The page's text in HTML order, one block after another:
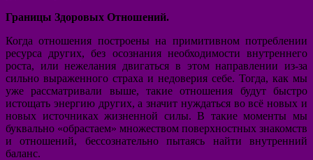
Границы Здоровых Отношений.
Когда отношения построены на примитивном потреблении
ресурса других, без осознания необходимости внутреннего
роста, или нежелания двигаться в этом направлении из-за
сильно выраженного страха и недоверия себе. Тогда, как мы
уже рассматривали выше, такие отношения будут быстро
истощать энергию других, а значит нуждаться во всё новых и
новых источниках жизненной силы. В такие моменты мы
буквально «обрастаем» множеством поверхностных знакомств
и отношений, бессознательно пытаясь найти внутренний
баланс.